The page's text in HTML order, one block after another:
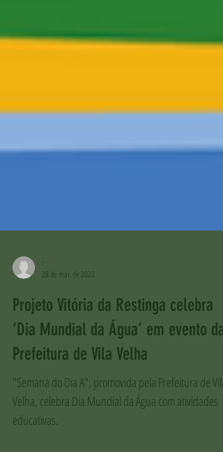
28 de mar. de 2022
Projeto Vitória da Restinga celebra
‘Dia Mundial da Água’ em evento da
Prefeitura de Vila Velha
"Semana do Dia A", promovida pela Prefeitura de Vila